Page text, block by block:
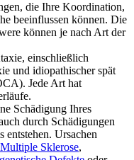
die Ihre Koordination,
beeinflussen können. Die
können je nach Art der
einschließlich
und idiopathischer spät
Jede Art hat
Schädigung Ihres
durch Schädigungen
entstehen. Ursachen
Multiple Sklerose,